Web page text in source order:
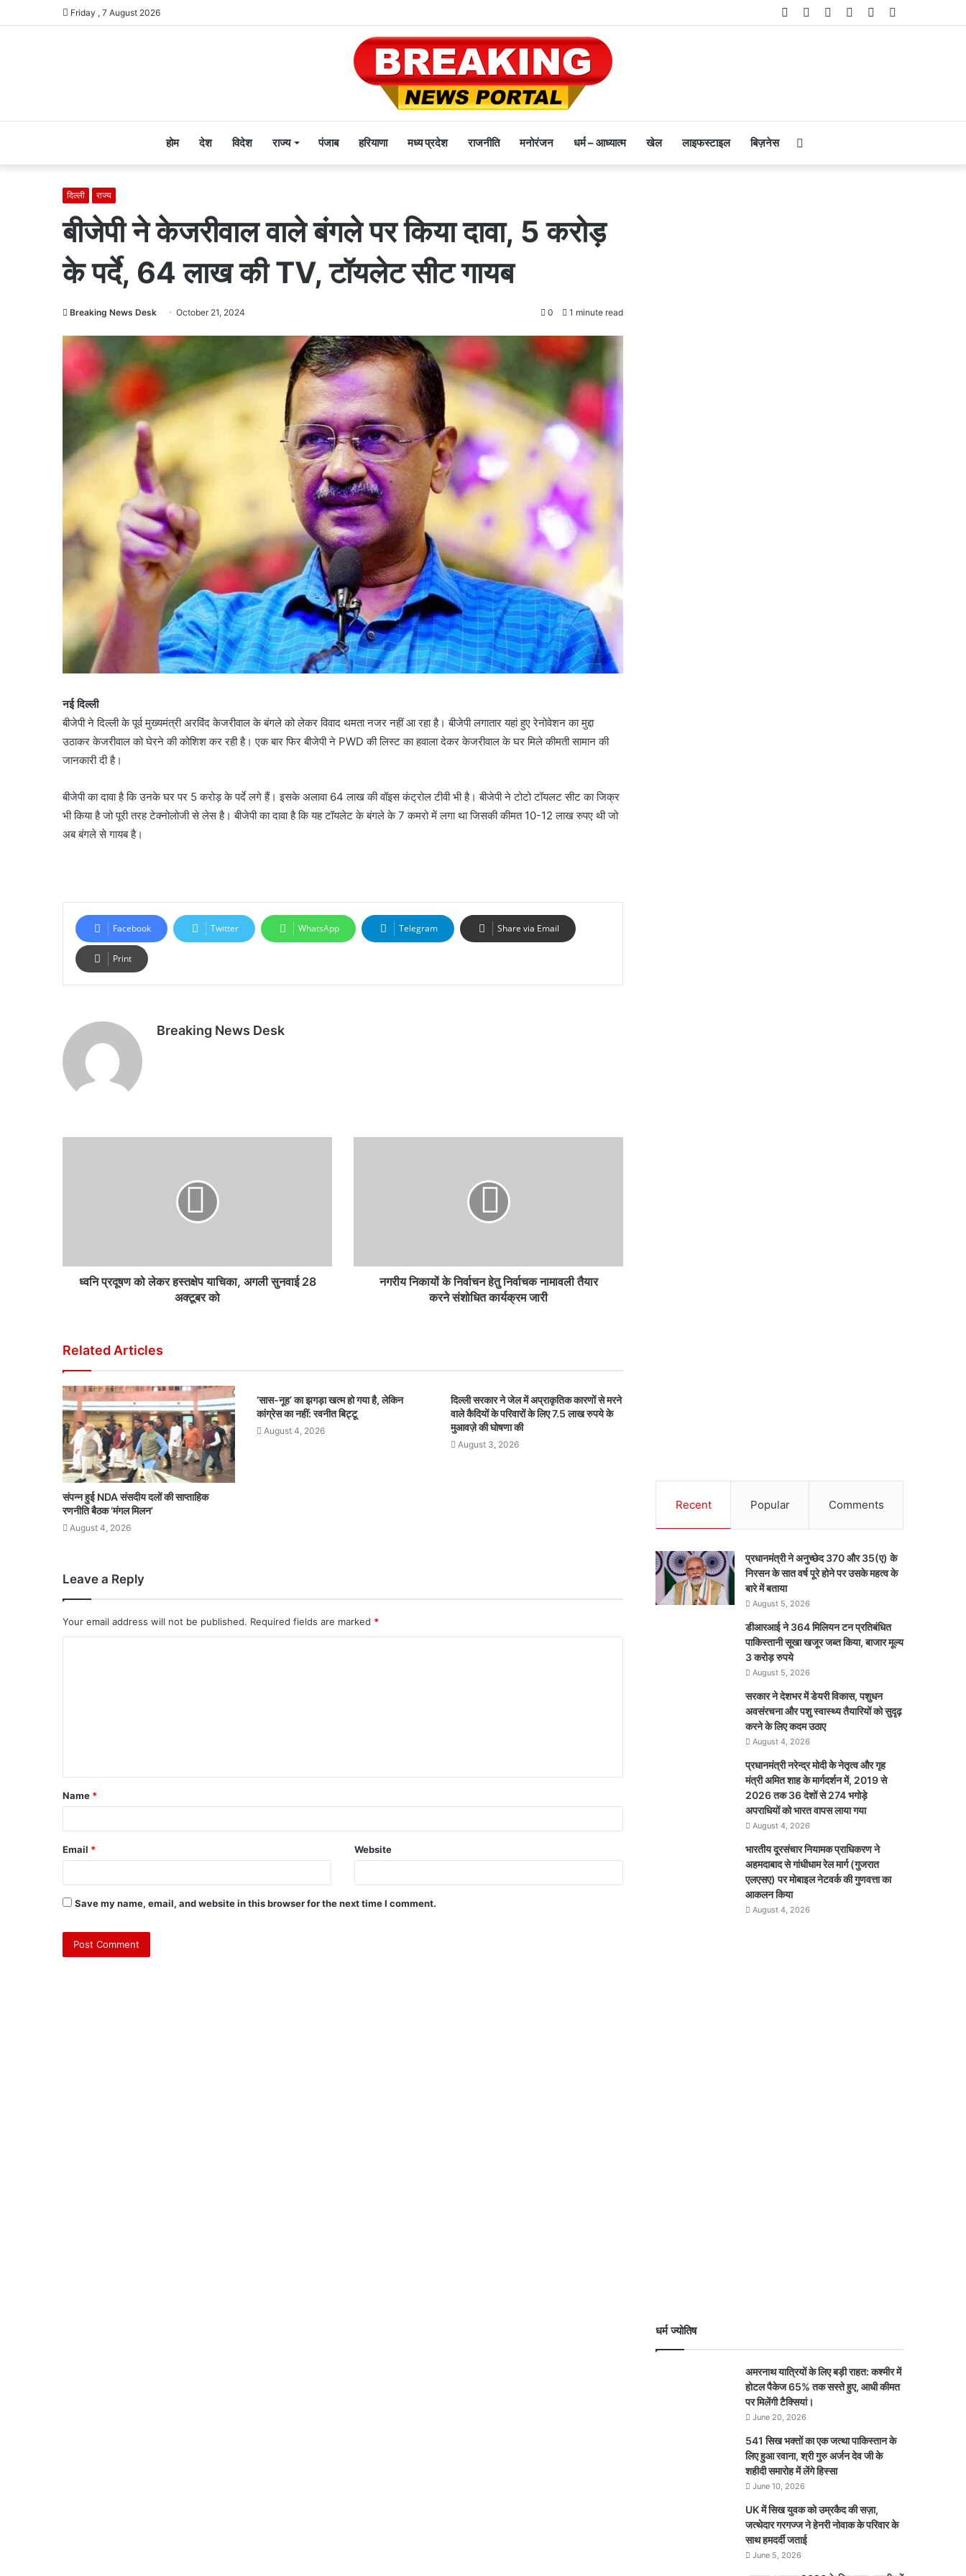
Friday , 7 August 2026 Telegram
Instagram
YouTube
Twitter
Facebook
होम देश विदेश राज्य पंजाब हरियाणा मध्य प्रदेश राजनीति मनोरंजन धर्म – आध्यात्म खेल लाइफस्टाइल बिज़नेस
दिल्ली राज्य
बीजेपी ने केजरीवाल वाले बंगले पर किया दावा, 5 करोड़
के पर्दे, 64 लाख की TV, टॉयलेट सीट गायब
Breaking News Desk October 21, 2024 0 1 minute read
नई दिल्ली
बीजेपी ने दिल्ली के पूर्व मुख्यमंत्री अरविंद केजरीवाल के बंगले को लेकर विवाद थमता नजर नहीं आ रहा है। बीजेपी लगातार यहां हुए रेनोवेशन का मुद्दा
उठाकर केजरीवाल को घेरने की कोशिश कर रही है। एक बार फिर बीजेपी ने PWD की लिस्ट का हवाला देकर केजरीवाल के घर मिले कीमती सामान की
जानकारी दी है।
बीजेपी का दावा है कि उनके घर पर 5 करोड़ के पर्दे लगे हैं। इसके अलावा 64 लाख की वॉइस कंट्रोल टीवी भी है। बीजेपी ने टोटो टॉयलट सीट का जिक्र
भी किया है जो पूरी तरह टेक्नोलोजी से लेस है। बीजेपी का दावा है कि यह टॉयलेट के बंगले के 7 कमरो में लगा था जिसकी कीमत 10-12 लाख रुपए थी जो
अब बंगले से गायब है।
Facebook Twitter WhatsApp Telegram Share via Email
Print
Breaking News Desk
ध्वनि प्रदूषण को लेकर हस्तक्षेप याचिका, अगली सुनवाई 28
अक्टूबर को
नगरीय निकायों के निर्वाचन हेतु निर्वाचक नामावली तैयार
करने संशोधित कार्यक्रम जारी
Related Articles
संपन्न हुई NDA संसदीय दलों की साप्ताहिक
रणनीति बैठक ‘मंगल मिलन’
August 4, 2026
‘सास-नूह’ का झगड़ा खत्म हो गया है, लेकिन
कांग्रेस का नहीं: रवनीत बिट्टू
August 4, 2026
दिल्ली सरकार ने जेल में अप्राकृतिक कारणों से मरने
वाले कैदियों के परिवारों के लिए 7.5 लाख रुपये के
मुआवज़े की घोषणा की
August 3, 2026
Leave a Reply
Your email address will not be published. Required fields are marked *
Name *
Email * Website
Save my name, email, and website in this browser for the next time I comment.
Recent Popular Comments
प्रधानमंत्री ने अनुच्छेद 370 और 35(ए) के
निरसन के सात वर्ष पूरे होने पर उसके महत्व के
बारे में बताया
August 5, 2026
डीआरआई ने 364 मिलियन टन प्रतिबंधित
पाकिस्तानी सूखा खजूर जब्त किया, बाजार मूल्य
3 करोड़ रुपये
August 5, 2026
सरकार ने देशभर में डेयरी विकास, पशुधन
अवसंरचना और पशु स्वास्थ्य तैयारियों को सुदृढ़
करने के लिए कदम उठाए
August 4, 2026
प्रधानमंत्री नरेन्द्र मोदी के नेतृत्व और गृह
मंत्री अमित शाह के मार्गदर्शन में, 2019 से
2026 तक 36 देशों से 274 भगोड़े
अपराधियों को भारत वापस लाया गया
August 4, 2026
भारतीय दूरसंचार नियामक प्राधिकरण ने
अहमदाबाद से गांधीधाम रेल मार्ग (गुजरात
एलएसए) पर मोबाइल नेटवर्क की गुणवत्ता का
आकलन किया
August 4, 2026
धर्म ज्योतिष
अमरनाथ यात्रियों के लिए बड़ी राहत: कश्मीर में
होटल पैकेज 65% तक सस्ते हुए, आधी कीमत
पर मिलेंगी टैक्सियां।
June 20, 2026
541 सिख भक्तों का एक जत्था पाकिस्तान के
लिए हुआ रवाना, श्री गुरु अर्जन देव जी के
शहीदी समारोह में लेंगे हिस्सा
June 10, 2026
UK में सिख युवक को उम्रकैद की सज़ा,
जत्थेदार गरगज्ज ने हेनरी नोवाक के परिवार के
साथ हमदर्दी जताई
June 5, 2026